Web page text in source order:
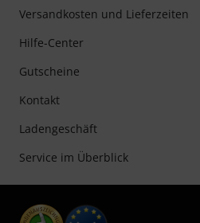
Versandkosten und Lieferzeiten
Hilfe-Center
Gutscheine
Kontakt
Ladengeschäft
Service im Überblick